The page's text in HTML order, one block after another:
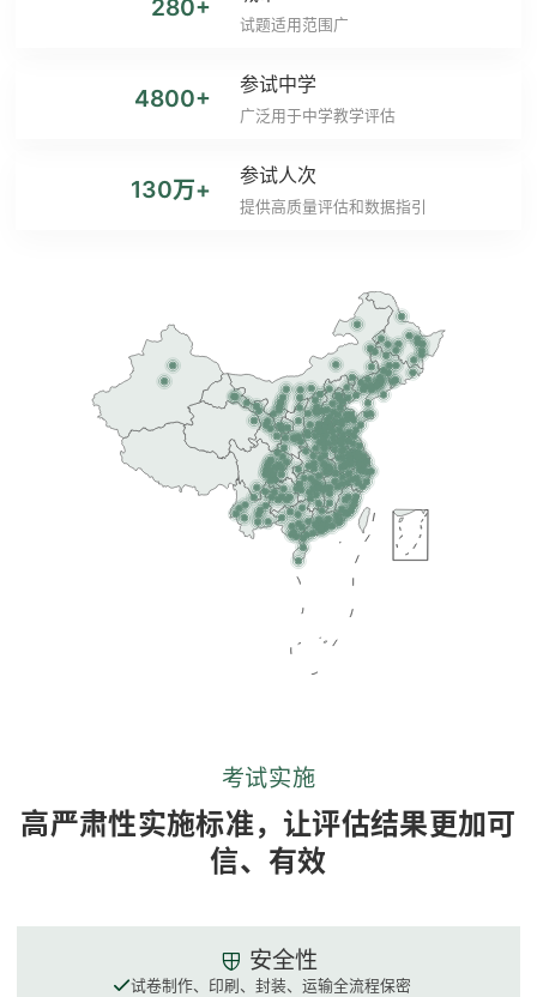
280+
试题适用范围广
4800+ 参试中学
广泛用于中学教学评估
130万+ 参试人次
提供高质量评估和数据指引
考试实施
高严肃性实施标准，让评估结果更加可
信、有效
安全性
试卷制作、印刷、封装、运输全流程保密